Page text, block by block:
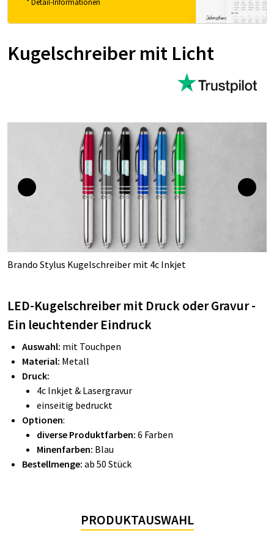
Kugelschreiber mit Licht
LED-Kugelschreiber mit Druck oder Gravur -
Ein leuchtender Eindruck
Auswahl: mit Touchpen
Material: Metall
Druck:
4c Inkjet & Lasergravur
einseitig bedruckt
Optionen:
diverse Produktfarben: 6 Farben
Minenfarben: Blau
Bestellmenge: ab 50 Stück
Brando Stylus Kugelschreiber mit 4c Inkjet
PRODUKTAUSWAHL